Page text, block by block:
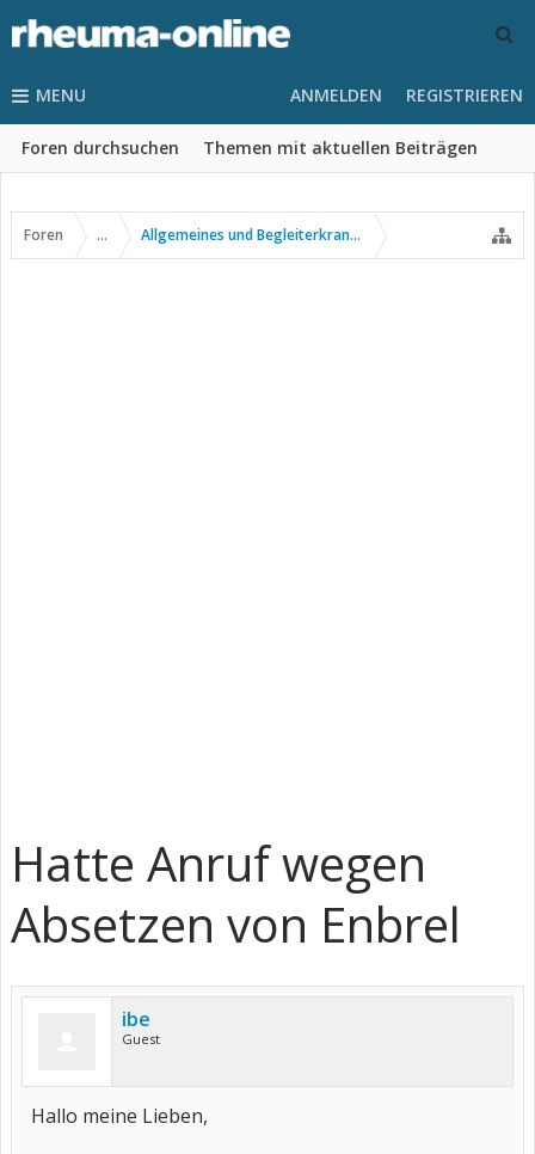
MENU
Foren durchsuchen Themen mit aktuellen Beiträgen
ANMELDEN REGISTRIEREN
Foren ... Allgemeines und Begleiterkrankungen
Hatte Anruf wegen
Absetzen von Enbrel
ibe
Guest
Hallo meine Lieben,